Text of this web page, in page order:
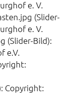
e. V.
(Slider-
e. V.
(Slider-Bild):
e.V.
Copyright: